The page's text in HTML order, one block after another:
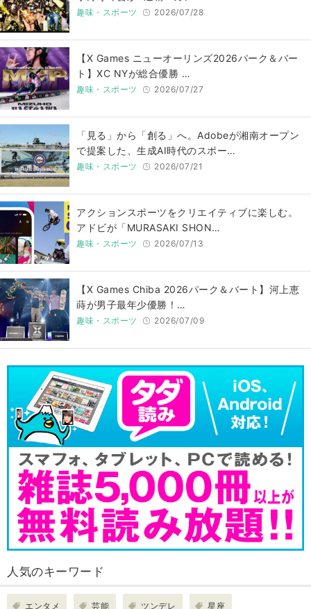
趣味・スポーツ 2026/07/28
【X Games ニューオーリンズ2026パーク＆バー
ト】XC NYが総合優勝 …
趣味・スポーツ 2026/07/27
「見る」から「創る」へ。Adobeが湘南オープン
で提案した、生成AI時代のスポー…
趣味・スポーツ 2026/07/21
アクションスポーツをクリエイティブに楽しむ。
アドビが「MURASAKI SHON…
趣味・スポーツ 2026/07/13
【X Games Chiba 2026パーク＆バート】河上恵
蒔が男子最年少優勝！…
趣味・スポーツ 2026/07/09
人気のキーワード
エンタメ 芸能 ツンデレ 星座